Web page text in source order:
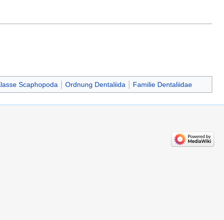
Scaphopoda Ordnung Dentaliida Familie Dentaliidae